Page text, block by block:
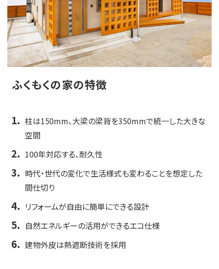
ふくもくの家の特徴
柱は150mm、大梁の梁背を350mmで統一した大きな
空間
100年対応する、耐久性
時代・世代の変化で生活様式も変わることを想定した
間仕切り
リフォームが自由に簡単にできる設計
自然エネルギーの活用ができるエコ仕様
建物外皮は熱遮断技術を採用